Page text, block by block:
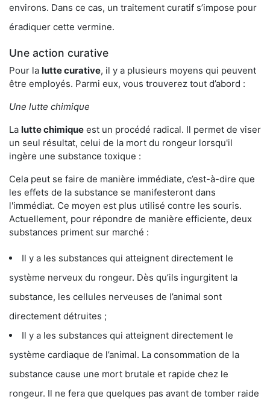
environs. Dans ce cas, un traitement curatif s’impose pour
éradiquer cette vermine.
Une action curative
Pour la lutte curative, il y a plusieurs moyens qui peuvent
être employés. Parmi eux, vous trouverez tout d’abord :
Une lutte chimique
La lutte chimique est un procédé radical. Il permet de viser
un seul résultat, celui de la mort du rongeur lorsqu'il
ingère une substance toxique :
Cela peut se faire de manière immédiate, c’est-à-dire que
les effets de la substance se manifesteront dans
l'immédiat. Ce moyen est plus utilisé contre les souris.
Actuellement, pour répondre de manière efficiente, deux
substances priment sur marché :
Il y a les substances qui atteignent directement le
système nerveux du rongeur. Dès qu’ils ingurgitent la
substance, les cellules nerveuses de l’animal sont
directement détruites ;
Il y a les substances qui atteignent directement le
système cardiaque de l’animal. La consommation de la
substance cause une mort brutale et rapide chez le
rongeur. Il ne fera que quelques pas avant de tomber raide